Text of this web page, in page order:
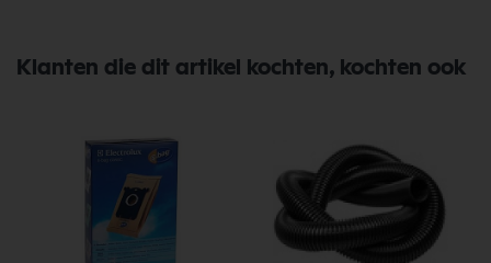
Klanten die dit artikel kochten, kochten ook